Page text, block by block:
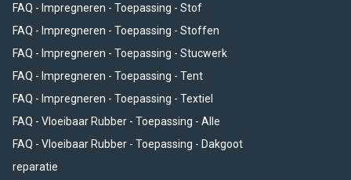
FAQ - Impregneren - Toepassing - Stof
FAQ - Impregneren - Toepassing - Stoffen
FAQ - Impregneren - Toepassing - Stucwerk
FAQ - Impregneren - Toepassing - Tent
FAQ - Impregneren - Toepassing - Textiel
FAQ - Vloeibaar Rubber - Toepassing - Alle
FAQ - Vloeibaar Rubber - Toepassing - Dakgoot
reparatie